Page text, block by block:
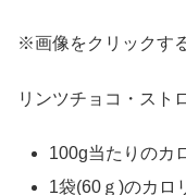
※画像をクリックす
リンツチョコ・スト
100g当たりのカ
1袋(60ｇ)のカロ